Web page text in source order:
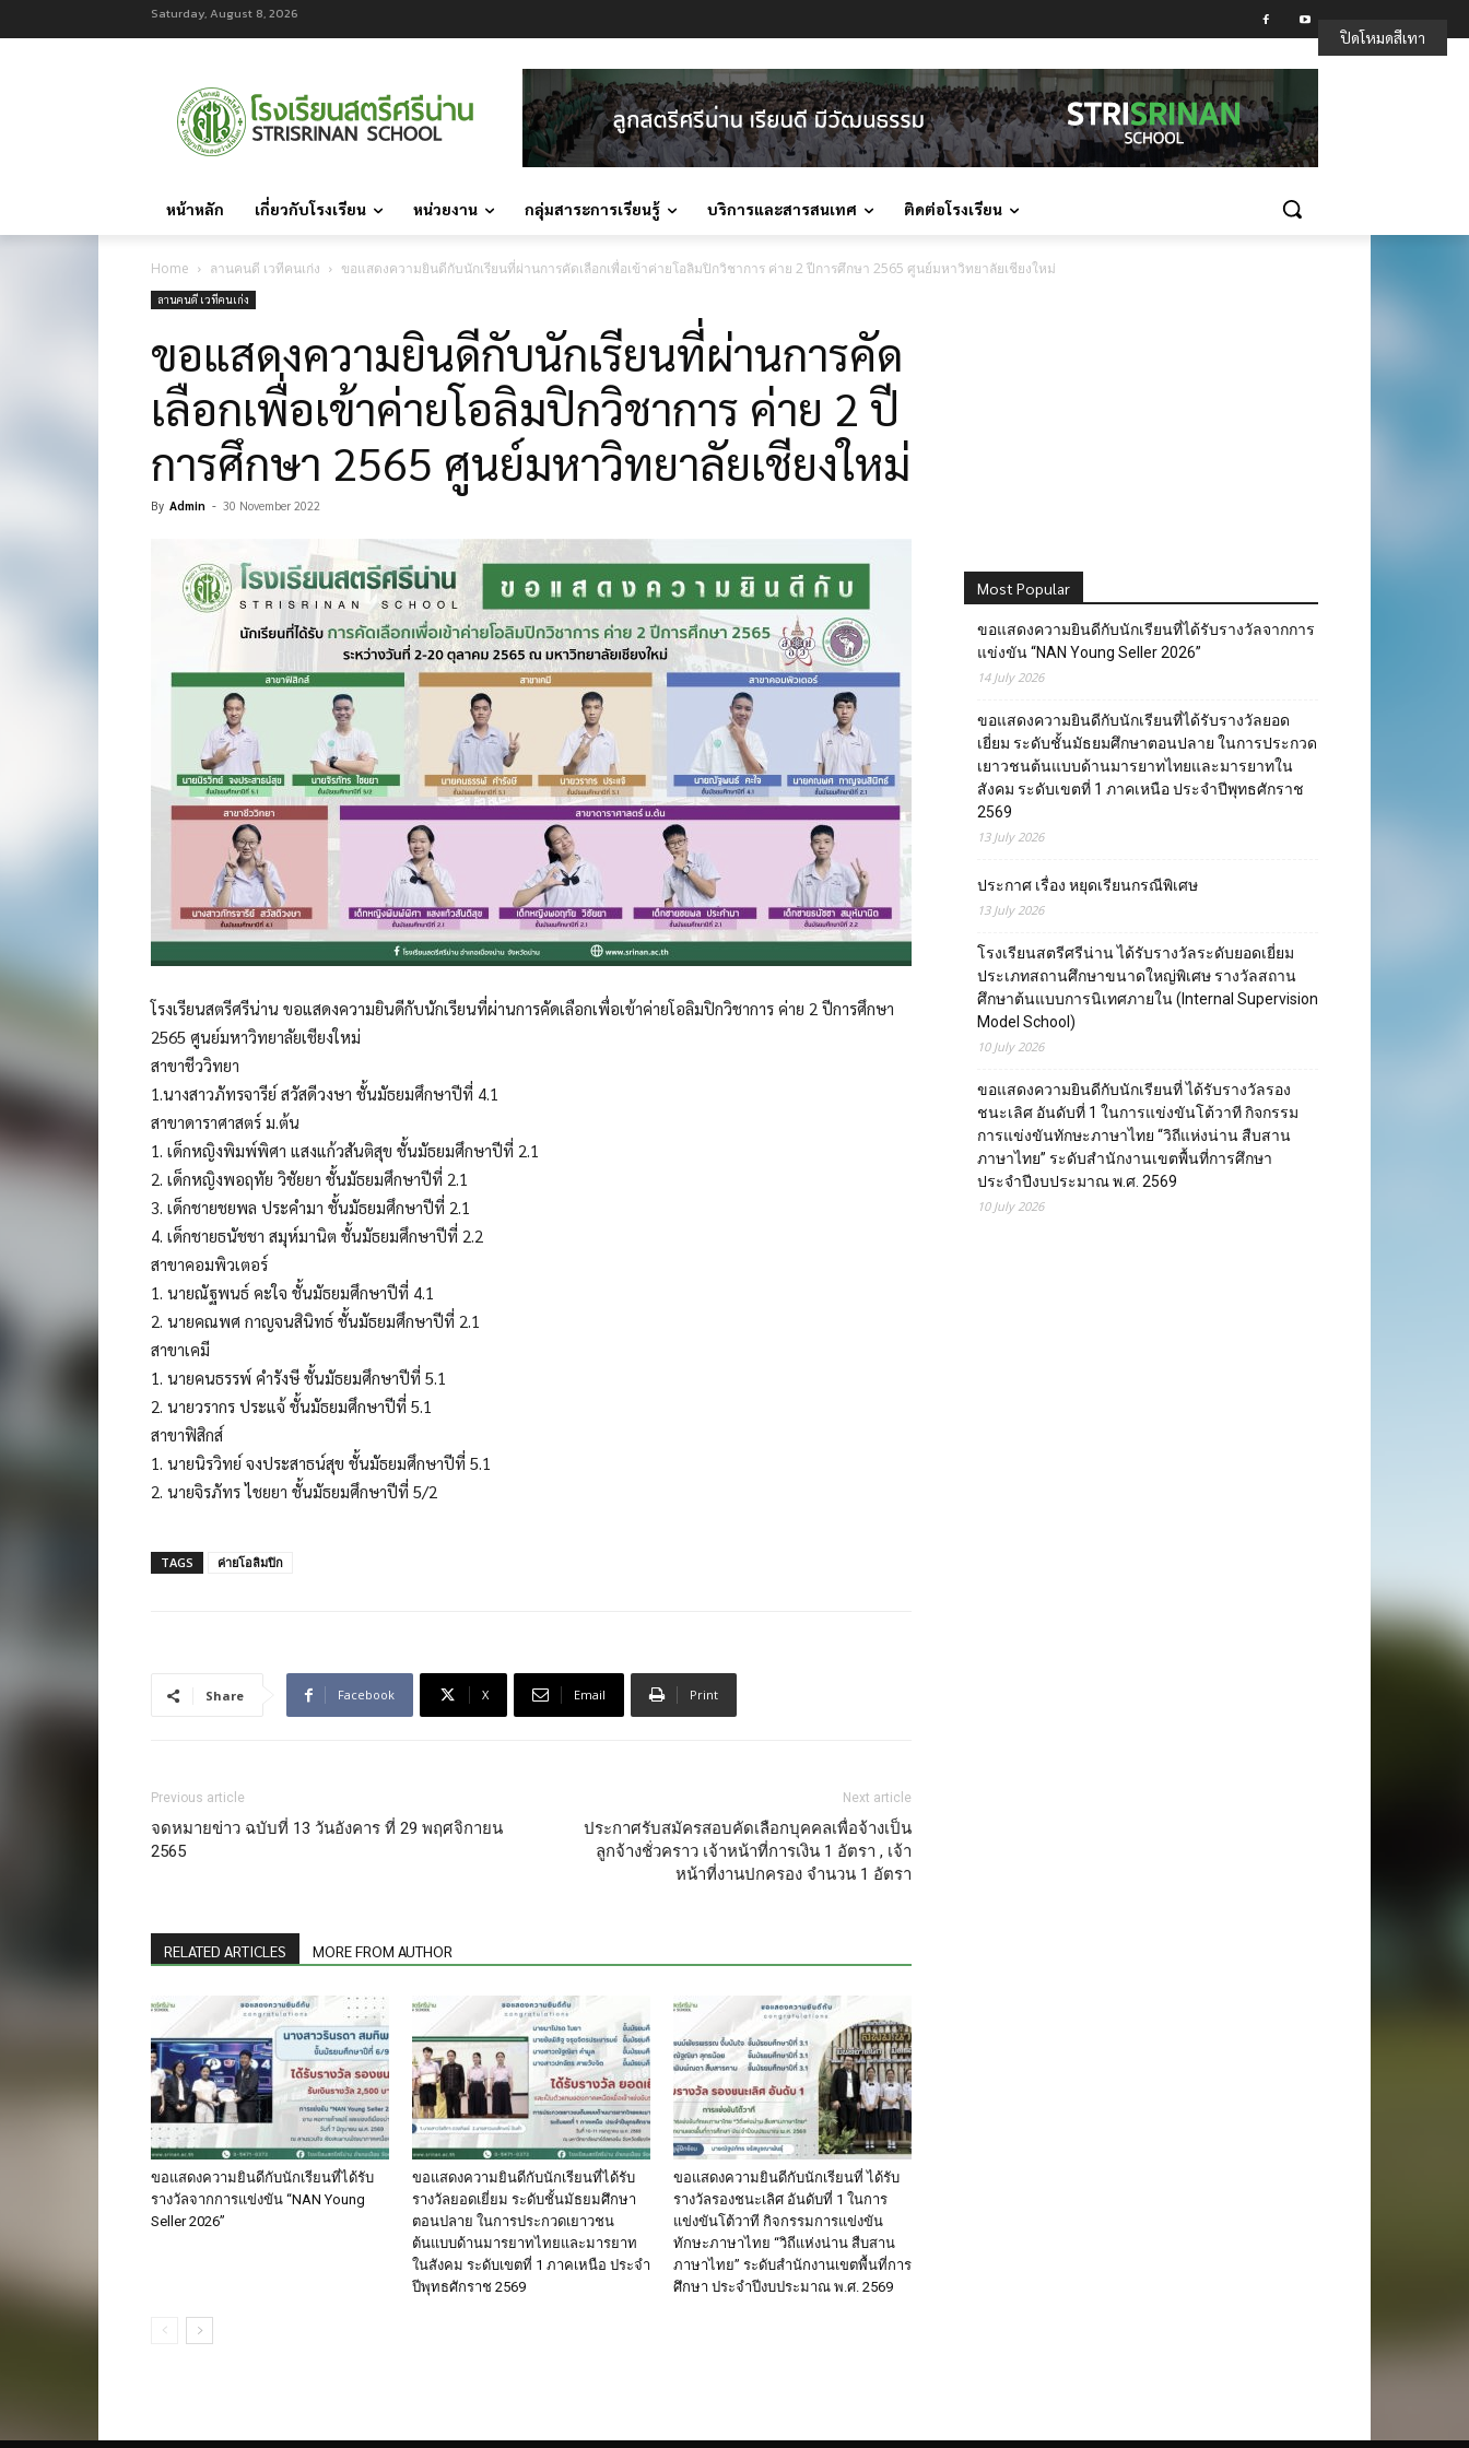
Saturday, August 8, 2026
หน้าหลัก เกี่ยวกับโรงเรียน หน่วยงาน กลุ่มสาระการเรียนรู้ บริการและสารสนเทศ ติดต่อโรงเรียน
Home ลานคนดี เวทีคนเก่ง ขอแสดงความยินดีกับนักเรียนที่ผ่านการคัดเลือกเพื่อเข้าค่ายโอลิมปิกวิชาการ ค่าย 2 ปีการศึกษา 2565 ศูนย์มหาวิทยาลัยเชียงใหม่
ลานคนดี เวทีคนเก่ง
ขอแสดงความยินดีกับนักเรียนที่ผ่านการคัด
เลือกเพื่อเข้าค่ายโอลิมปิกวิชาการ ค่าย 2 ปี
การศึกษา 2565 ศูนย์มหาวิทยาลัยเชียงใหม่
By Admin - 30 November 2022
โรงเรียนสตรีศรีน่าน ขอแสดงความยินดีกับนักเรียนที่ผ่านการคัดเลือกเพื่อเข้าค่ายโอลิมปิกวิชาการ ค่าย 2 ปีการศึกษา
2565 ศูนย์มหาวิทยาลัยเชียงใหม่
สาขาชีววิทยา
1.นางสาวภัทรจารีย์ สวัสดีวงษา ชั้นมัธยมศึกษาปีที่ 4.1
สาขาดาราศาสตร์ ม.ต้น
1. เด็กหญิงพิมพ์พิศา แสงแก้วสันติสุข ชั้นมัธยมศึกษาปีที่ 2.1
2. เด็กหญิงพอฤทัย วิชัยยา ชั้นมัธยมศึกษาปีที่ 2.1
3. เด็กชายชยพล ประคำมา ชั้นมัธยมศึกษาปีที่ 2.1
4. เด็กชายธนัชชา สมุห์มานิต ชั้นมัธยมศึกษาปีที่ 2.2
สาขาคอมพิวเตอร์
1. นายณัฐพนธ์ คะใจ ชั้นมัธยมศึกษาปีที่ 4.1
2. นายคณพศ กาญจนสินิทธ์ ชั้นมัธยมศึกษาปีที่ 2.1
สาขาเคมี
1. นายคนธรรพ์ คำรังษี ชั้นมัธยมศึกษาปีที่ 5.1
2. นายวรากร ประแจ้ ชั้นมัธยมศึกษาปีที่ 5.1
สาขาฟิสิกส์
1. นายนิรวิทย์ จงประสาธน์สุข ชั้นมัธยมศึกษาปีที่ 5.1
2. นายจิรภัทร ไชยยา ชั้นมัธยมศึกษาปีที่ 5/2
TAGS ค่ายโอลิมปิก
Share Facebook X Email Print
Previous article
จดหมายข่าว ฉบับที่ 13 วันอังคาร ที่ 29 พฤศจิกายน
2565
Next article
ประกาศรับสมัครสอบคัดเลือกบุคคลเพื่อจ้างเป็น
ลูกจ้างชั่วคราว เจ้าหน้าที่การเงิน 1 อัตรา , เจ้า
หน้าที่งานปกครอง จำนวน 1 อัตรา
RELATED ARTICLES MORE FROM AUTHOR
ขอแสดงความยินดีกับนักเรียนที่ได้รับ
รางวัลจากการแข่งขัน “NAN Young
Seller 2026”
ขอแสดงความยินดีกับนักเรียนที่ได้รับ
รางวัลยอดเยี่ยม ระดับชั้นมัธยมศึกษา
ตอนปลาย ในการประกวดเยาวชน
ต้นแบบด้านมารยาทไทยและมารยาท
ในสังคม ระดับเขตที่ 1 ภาคเหนือ ประจำ
ปีพุทธศักราช 2569
ขอแสดงความยินดีกับนักเรียนที่ ได้รับ
รางวัลรองชนะเลิศ อันดับที่ 1 ในการ
แข่งขันโต้วาที กิจกรรมการแข่งขัน
ทักษะภาษาไทย “วิถีแห่งน่าน สืบสาน
ภาษาไทย” ระดับสำนักงานเขตพื้นที่การ
ศึกษา ประจำปีงบประมาณ พ.ศ. 2569
Most Popular
ขอแสดงความยินดีกับนักเรียนที่ได้รับรางวัลจากการ
แข่งขัน “NAN Young Seller 2026”
14 July 2026
ขอแสดงความยินดีกับนักเรียนที่ได้รับรางวัลยอด
เยี่ยม ระดับชั้นมัธยมศึกษาตอนปลาย ในการประกวด
เยาวชนต้นแบบด้านมารยาทไทยและมารยาทใน
สังคม ระดับเขตที่ 1 ภาคเหนือ ประจำปีพุทธศักราช
2569
13 July 2026
ประกาศ เรื่อง หยุดเรียนกรณีพิเศษ
13 July 2026
โรงเรียนสตรีศรีน่าน ได้รับรางวัลระดับยอดเยี่ยม
ประเภทสถานศึกษาขนาดใหญ่พิเศษ รางวัลสถาน
ศึกษาต้นแบบการนิเทศภายใน (Internal Supervision
Model School)
10 July 2026
ขอแสดงความยินดีกับนักเรียนที่ ได้รับรางวัลรอง
ชนะเลิศ อันดับที่ 1 ในการแข่งขันโต้วาที กิจกรรม
การแข่งขันทักษะภาษาไทย “วิถีแห่งน่าน สืบสาน
ภาษาไทย” ระดับสำนักงานเขตพื้นที่การศึกษา
ประจำปีงบประมาณ พ.ศ. 2569
10 July 2026
ปิดโหมดสีเทา